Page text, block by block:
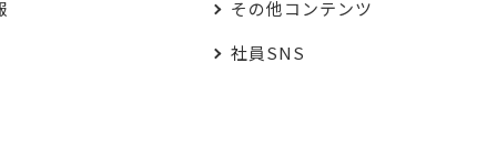
その他コンテンツ
社員SNS